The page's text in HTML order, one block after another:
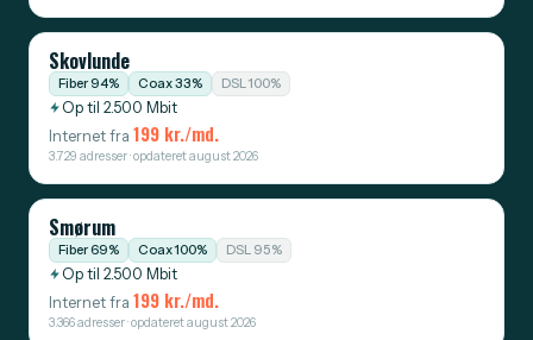
Skovlunde
Fiber 94% Coax 33% DSL 100%
Op til 2.500 Mbit
Internet fra 199 kr./md.
3.729 adresser · opdateret august 2026
Smørum
Fiber 69% Coax 100% DSL 95%
Op til 2.500 Mbit
Internet fra 199 kr./md.
3.366 adresser · opdateret august 2026